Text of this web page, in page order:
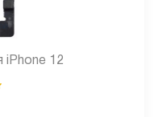
iPhone 12